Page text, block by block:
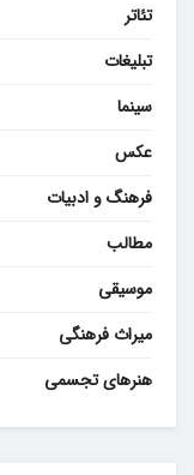
تئاتر
تبلیغات
سینما
عکس
فرهنگ و ادبیات
مطالب
موسیقی
میراث فرهنگی
هنرهای تجسمی